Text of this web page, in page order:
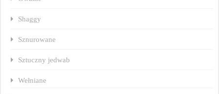
Shaggy
Sznurowane
Sztuczny jedwab
Wełniane